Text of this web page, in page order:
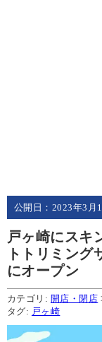
公開日： 2023年3月
戸ヶ崎にスキ
トトリミング
にオープン
カテゴリ: 開店・閉店
タグ: 戸ヶ崎